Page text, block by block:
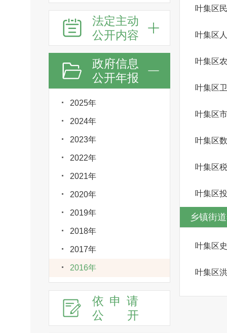
法定主动
公开内容
政府信息
公开年报
2025年
2024年
2023年
2022年
2021年
2020年
2019年
2018年
2017年
2016年
依申请
公
开
叶集区
叶集区
叶集区
叶集区
叶集区
叶集区
叶集区
乡镇街
叶集区
叶集区